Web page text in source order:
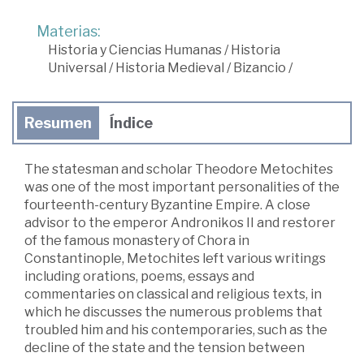
Materias:
Historia y Ciencias Humanas/ Historia
Universal / Historia Medieval / Bizancio /
Resumen Índice
The statesman and scholar Theodore Metochites
was one of the most important personalities of the
fourteenth-century Byzantine Empire. A close
advisor to the emperor Andronikos II and restorer
of the famous monastery of Chora in
Constantinople, Metochites left various writings
including orations, poems, essays and
commentaries on classical and religious texts, in
which he discusses the numerous problems that
troubled him and his contemporaries, such as the
decline of the state and the tension between